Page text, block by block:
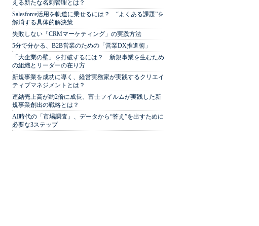
える新たな名刺管理とは？
Salesforce活用を軌道に乗せるには？ “よくある課題”を
解消する具体的解決策
失敗しない「CRMマーケティング」の実践方法
5分で分かる、B2B営業のための「営業DX推進術」
「大企業の壁」を打破するには？ 新規事業を生むため
の組織とリーダーの在り方
新規事業を成功に導く、経営実務家が実践するクリエイ
ティブマネジメントとは？
連結売上高が約2倍に成長、富士フイルムが実践した新
規事業創出の戦略とは？
AI時代の「市場調査」、データから“答え”を出すために
必要な3ステップ